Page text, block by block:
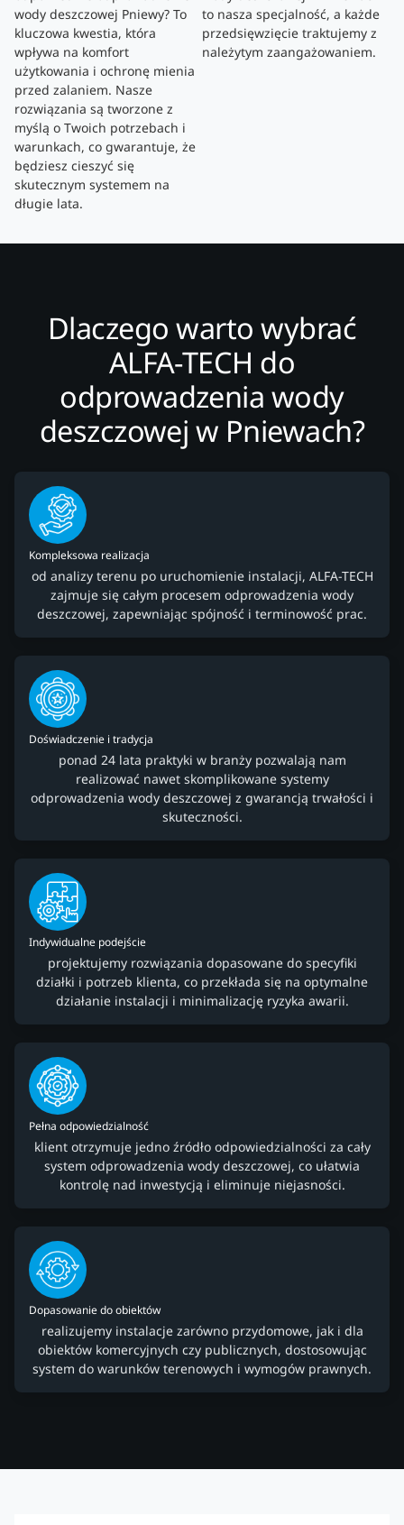
wody deszczowej Pniewy? To
kluczowa kwestia, która
wpływa na komfort
użytkowania i ochronę mienia
przed zalaniem. Nasze
rozwiązania są tworzone z
myślą o Twoich potrzebach i
warunkach, co gwarantuje, że
będziesz cieszyć się
skutecznym systemem na
długie lata.
to nasza specjalność, a każde
przedsięwzięcie traktujemy z
należytym zaangażowaniem.
Dlaczego warto wybrać
ALFA-TECH do
odprowadzenia wody
deszczowej w Pniewach?
Kompleksowa realizacja
od analizy terenu po uruchomienie instalacji, ALFA-TECH
zajmuje się całym procesem odprowadzenia wody
deszczowej, zapewniając spójność i terminowość prac.
Doświadczenie i tradycja
ponad 24 lata praktyki w branży pozwalają nam
realizować nawet skomplikowane systemy
odprowadzenia wody deszczowej z gwarancją trwałości i
skuteczności.
Indywidualne podejście
projektujemy rozwiązania dopasowane do specyfiki
działki i potrzeb klienta, co przekłada się na optymalne
działanie instalacji i minimalizację ryzyka awarii.
Pełna odpowiedzialność
klient otrzymuje jedno źródło odpowiedzialności za cały
system odprowadzenia wody deszczowej, co ułatwia
kontrolę nad inwestycją i eliminuje niejasności.
Dopasowanie do obiektów
realizujemy instalacje zarówno przydomowe, jak i dla
obiektów komercyjnych czy publicznych, dostosowując
system do warunków terenowych i wymogów prawnych.